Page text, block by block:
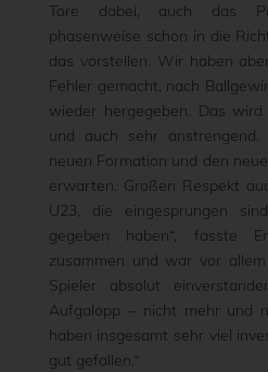
Tore dabei, auch das
phasenweise schon in die
das vorstellen. Wir haben
Fehler gemacht, nach
wieder hergegeben. Das
und auch sehr
neuen Formation und den
erwarten. Großen Respekt
U23, die eingesprungen
gegeben haben“, fasste
zusammen und war vor
Spieler absolut
Aufgalopp – nicht mehr und
haben insgesamt sehr viel
gut gefallen.“